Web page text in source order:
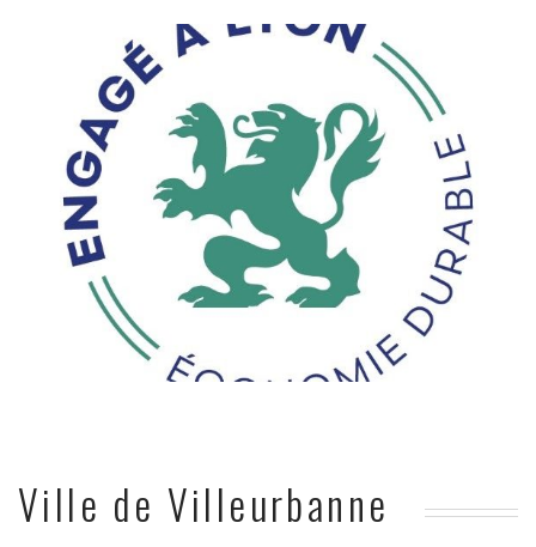
Ville de Villeurbanne